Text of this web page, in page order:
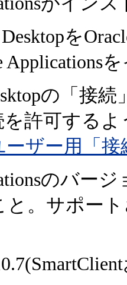
Desktopを
Applications
の「接
許可する
ーザー用「
のバー
と。サポー